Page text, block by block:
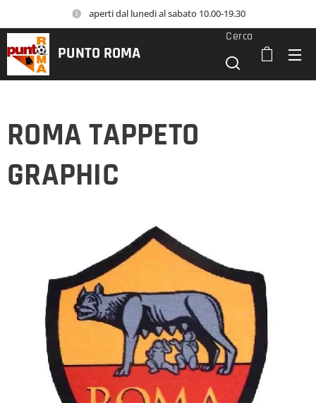
aperti dal lunedi al sabato 10.00-19.30
PUNTO ROMA
Cerca
ROMA TAPPETO
GRAPHIC